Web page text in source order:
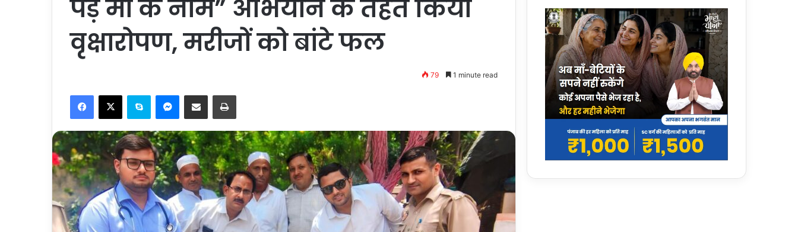
पेड़ मां के नाम” अभियान के तहत किया
वृक्षारोपण, मरीजों को बांटे फल
79 1 minute read
Facebook
X Skype Messenger
Share via Email Print